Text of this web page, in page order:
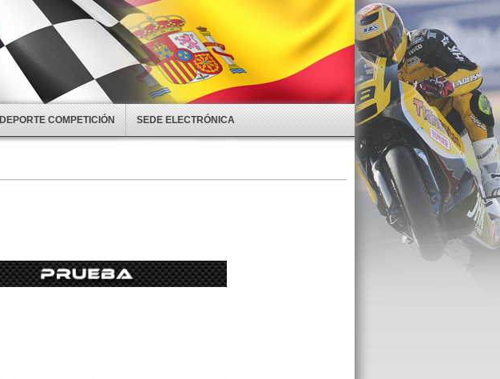
DEPORTE COMPETICIÓN SEDE ELECTRÓNICA